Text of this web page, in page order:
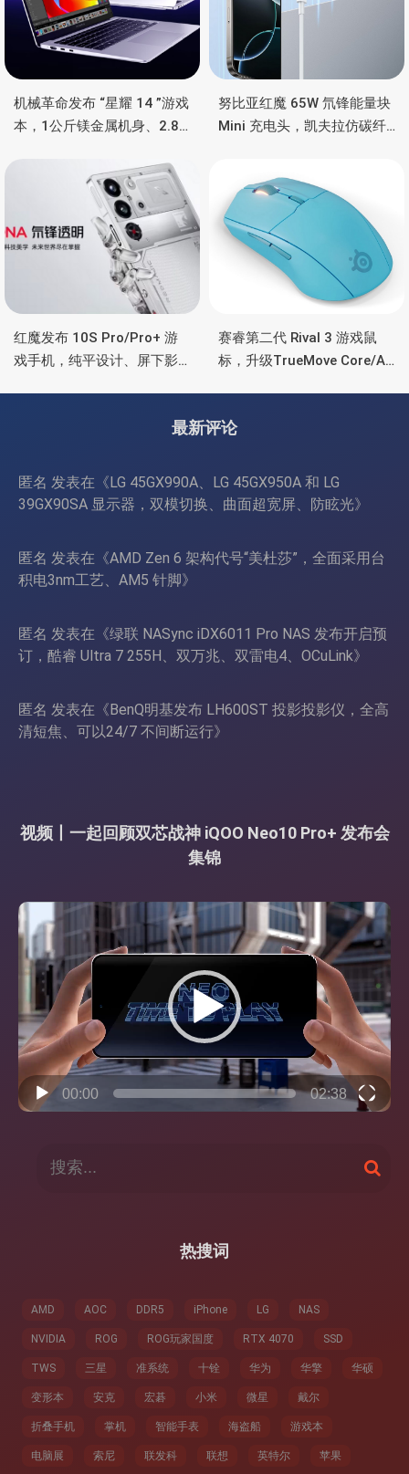
机械革命发布 “星耀 14 ”游戏
本，1公斤镁金属机身、2.8K
努比亚红魔 65W 氘锋能量块
Mini 充电头，凯夫拉仿碳纤
红魔发布 10S Pro/Pro+ 游
戏手机，纯平设计、屏下影
赛睿第二代 Rival 3 游戏鼠
标，升级TrueMove Core/Air
最新评论
匿名 发表在《 LG 45GX990A、LG 45GX950A 和 LG
39GX90SA 显示器，双模切换、曲面超宽屏、防眩光》
匿名 发表在《AMD Zen 6 架构代号“美杜莎”，全面采用台
积电3nm工艺、AM5 针脚》
匿名 发表在《绿联 NASync iDX6011 Pro NAS 发布开启预
订，酷睿 Ultra 7 255H、双万兆、双雷电4、OCuLink》
匿名 发表在《 BenQ明基发布 LH600ST 投影投影仪，全高
清短焦、可以24/7 不间断运行》
视频丨一起回顾双芯战神 iQOO Neo10 Pro+ 发布会
集锦
视
频
播
放
器
00:00 02:38
搜
索
热搜词
AMD AOC DDR5 iPhone LG NAS
NVIDIA ROG ROG玩家国度 RTX 4070 SSD
TWS 三星 准系统 十铨 华为 华擎 华硕
变形本 安克 宏碁 小米 微星 戴尔
折叠手机 掌机 智能手表 海盗船 游戏本
电脑展 索尼 联发科 联想 英特尔 苹果